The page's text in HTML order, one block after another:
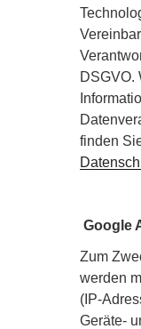
DSGVO.
finden
Google
Zum
werden
(IP-
Geräte-